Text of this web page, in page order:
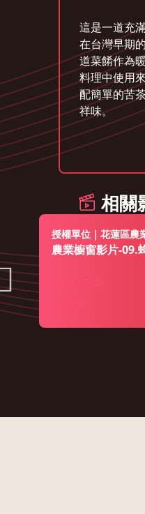
這是一道充
在台灣早期
道菜餚作為
料理中使用
配簡單的苦
祥味。
相關
授權單位｜花蓮區農
農業櫥窗影片-09.